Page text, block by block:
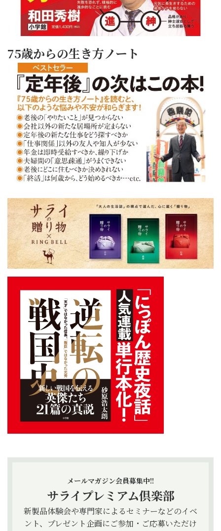
75歳からの生き方ノート
メールマガジン会員募集中!!
サライプレミアム倶楽部
新製品体験会や専門家によるセミナーなどのイベ
ント、プレゼント企画にご参加・ご応募いただけ